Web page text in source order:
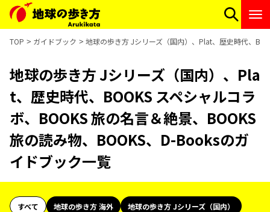
TOP ガイドブック 地球の歩き方 Jシリーズ（国内）、Plat、歴史時代、
地球の歩き方 Jシリーズ（国内）、Pla
t、歴史時代、BOOKS スペシャルコラ
ボ、BOOKS 旅の名言＆絶景、BOOKS
旅の読み物、BOOKS、D-Booksのガ
イドブック一覧
すべて 地球の歩き方 海外
地球の歩き方 Jシリーズ（国内）